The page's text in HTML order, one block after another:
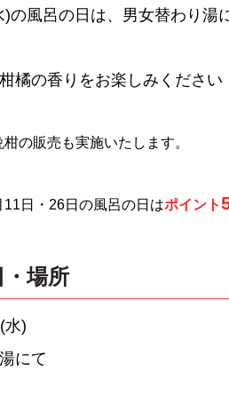
)の風呂の日は、男女替わり湯
橘の香りをお楽しみください
の販売も実施いたします。
11日・26日の風呂の日はポイント
・場所
(水)
にて